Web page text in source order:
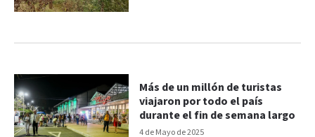
4 de Mayo de 2025
Más de un millón de turistas
viajaron por todo el país
durante el fin de semana largo